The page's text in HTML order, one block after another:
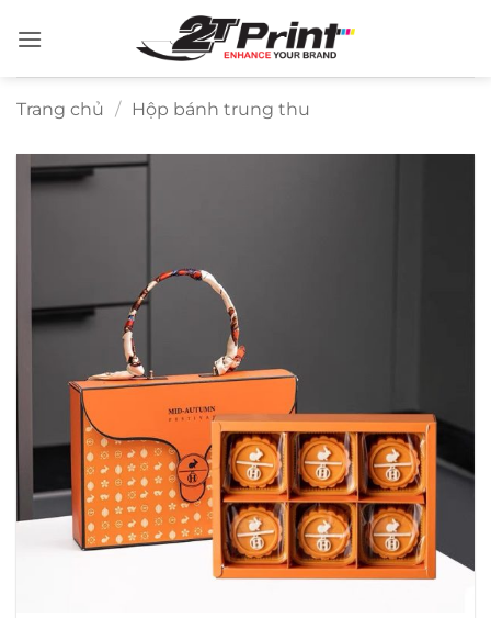
qua
Trang chủ / Hộp bánh trung thu